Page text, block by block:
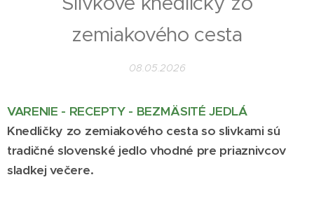
zemiakového cesta
08.05.2026
VARENIE - RECEPTY - BEZMÄSITÉ JEDLÁ
Knedličky zo zemiakového cesta so slivkami sú
tradičné slovenské jedlo vhodné pre priaznivcov
sladkej večere.